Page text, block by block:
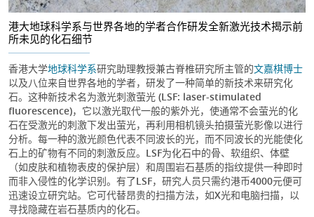
港大地球科学系与世界各地的学者合作研发全新激光技术揭示前
所未见的化石细节
香港大学地球科学系研究助理教授兼古脊椎研究所主管的文嘉棋博士
以及八位来自世界各地的学者，研发了一种简单的新技术来研究化
石。这种新技术名为激光刺激萤光 (LSF: laser-stimulated
fluorescence)，它以激光取代一般的紫外光，使通常不会萤光的化
石在受激光的刺激下发出萤光，再利用相机镜头拍摄萤光影像以进行
分析。每一种的激光颜色代表不同波长的光，而不同波长的光能使化
石上的矿物有不同的刺激反应。LSF为化石中的骨、软组织、体壁
（如皮肤和植物表皮的保护层）和周围岩石基质的指纹提供一种即时
而非入侵性的化学识别。有了LSF，研究人员只需约港币4000元便可
迅速设立研究站。它可代替昂贵的扫描方法，如X光和电脑扫描，以
寻找隐藏在岩石基质内的化石。